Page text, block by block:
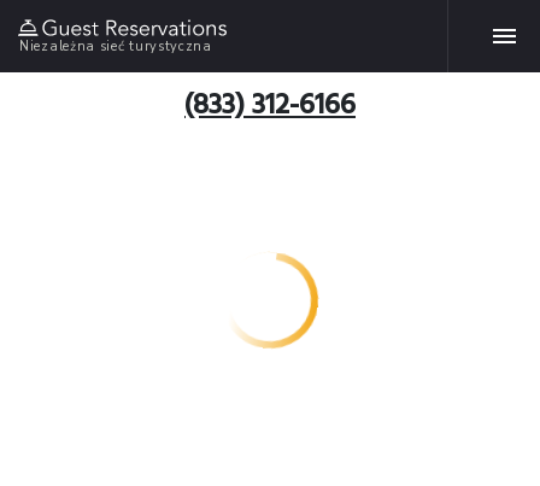
Niezależna sieć turystyczna
(833) 312-6166